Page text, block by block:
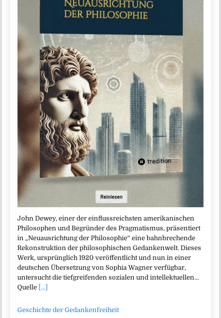
John Dewey, einer der einflussreichsten amerikanischen
Philosophen und Begründer des Pragmatismus, präsentiert
in „Neuausrichtung der Philosophie“ eine bahnbrechende
Rekonstruktion der philosophischen Gedankenwelt. Dieses
Werk, ursprünglich 1920 veröffentlicht und nun in einer
deutschen Übersetzung von Sophia Wagner verfügbar,
untersucht die tiefgreifenden sozialen und intellektuellen…
Quelle [...]
Geschichte der Gedankenfreiheit